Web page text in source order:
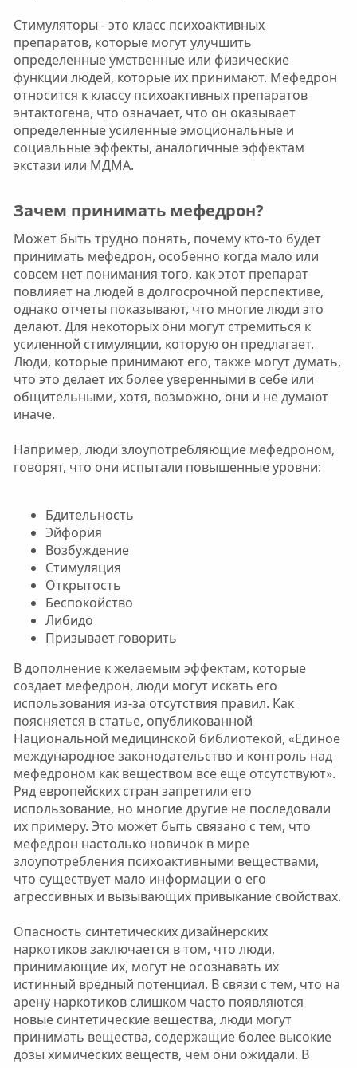
Стимуляторы - это класс психоактивных
препаратов, которые могут улучшить
определенные умственные или физические
функции людей, которые их принимают. Мефедрон
относится к классу психоактивных препаратов
энтактогена, что означает, что он оказывает
определенные усиленные эмоциональные и
социальные эффекты, аналогичные эффектам
экстази или МДМА.
Зачем принимать мефедрон?​
Может быть трудно понять, почему кто-то будет
принимать мефедрон, особенно когда мало или
совсем нет понимания того, как этот препарат
повлияет на людей в долгосрочной перспективе,
однако отчеты показывают, что многие люди это
делают. Для некоторых они могут стремиться к
усиленной стимуляции, которую он предлагает.
Люди, которые принимают его, также могут думать,
что это делает их более уверенными в себе или
общительными, хотя, возможно, они и не думают
иначе.
Например, люди злоупотребляющие мефедроном,
говорят, что они испытали повышенные уровни:
Бдительность
Эйфория
Возбуждение
Стимуляция
Открытость
Беспокойство
Либидо
Призывает говорить
В дополнение к желаемым эффектам, которые
создает мефедрон, люди могут искать его
использования из-за отсутствия правил. Как
поясняется в статье, опубликованной
Национальной медицинской библиотекой, «Единое
международное законодательство и контроль над
мефедроном как веществом все еще отсутствуют».
Ряд европейских стран запретили его
использование, но многие другие не последовали
их примеру. Это может быть связано с тем, что
мефедрон настолько новичок в мире
злоупотребления психоактивными веществами,
что существует мало информации о его
агрессивных и вызывающих привыкание свойствах.
Опасность синтетических дизайнерских
наркотиков заключается в том, что люди,
принимающие их, могут не осознавать их
истинный вредный потенциал. В связи с тем, что на
арену наркотиков слишком часто появляются
новые синтетические вещества, люди могут
принимать вещества, содержащие более высокие
дозы химических веществ, чем они ожидали. В